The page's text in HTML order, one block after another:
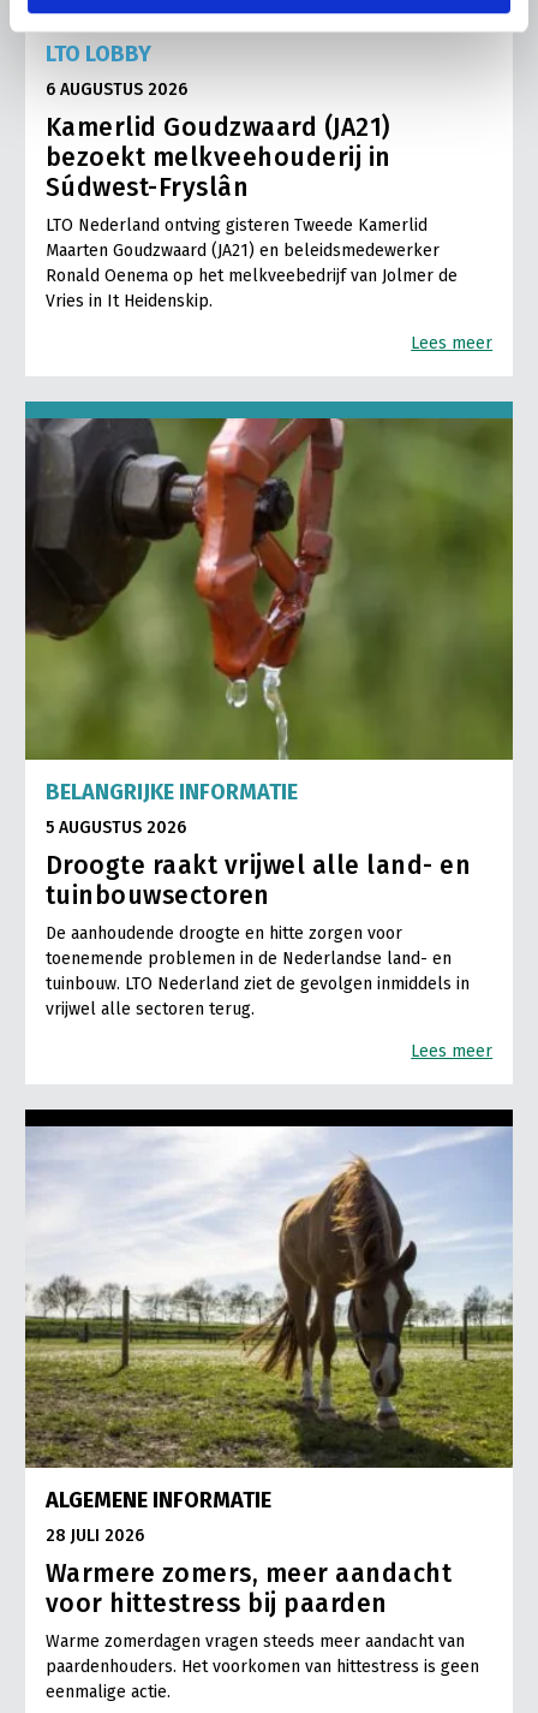
LTO LOBBY
6 AUGUSTUS 2026
Kamerlid Goudzwaard (JA21)
bezoekt melkveehouderij in
Súdwest-Fryslân
LTO Nederland ontving gisteren Tweede Kamerlid
Maarten Goudzwaard (JA21) en beleidsmedewerker
Ronald Oenema op het melkveebedrijf van Jolmer de
Vries in It Heidenskip.
Lees meer
BELANGRIJKE INFORMATIE
5 AUGUSTUS 2026
Droogte raakt vrijwel alle land- en
tuinbouwsectoren
De aanhoudende droogte en hitte zorgen voor
toenemende problemen in de Nederlandse land- en
tuinbouw. LTO Nederland ziet de gevolgen inmiddels in
vrijwel alle sectoren terug.
Lees meer
ALGEMENE INFORMATIE
28 JULI 2026
Warmere zomers, meer aandacht
voor hittestress bij paarden
Warme zomerdagen vragen steeds meer aandacht van
paardenhouders. Het voorkomen van hittestress is geen
eenmalige actie.